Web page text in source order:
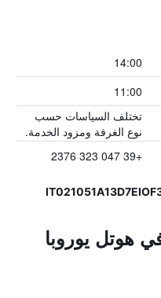
14:00
11:00
تختلف السياسات حسب
نوع الغرفة ومزود الخدمة.
+39 047 323 2376
هوتل يوروبا